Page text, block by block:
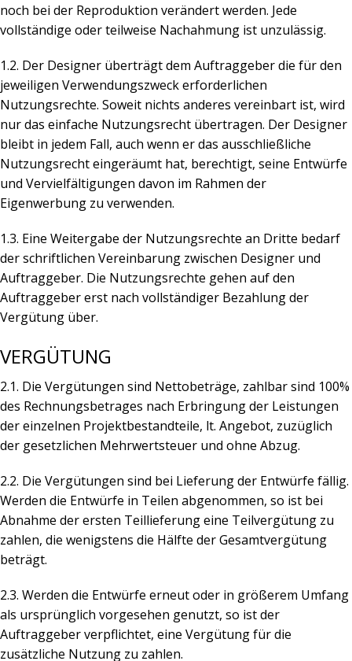
noch bei der Reproduktion verändert werden. Jede
vollständige oder teilweise Nachahmung ist unzulässig.
1.2. Der Designer überträgt dem Auftraggeber die für den
jeweiligen Verwendungszweck erforderlichen
Nutzungsrechte. Soweit nichts anderes vereinbart ist, wird
nur das einfache Nutzungsrecht übertragen. Der Designer
bleibt in jedem Fall, auch wenn er das ausschließliche
Nutzungsrecht eingeräumt hat, berechtigt, seine Entwürfe
und Vervielfältigungen davon im Rahmen der
Eigenwerbung zu verwenden.
1.3. Eine Weitergabe der Nutzungsrechte an Dritte bedarf
der schriftlichen Vereinbarung zwischen Designer und
Auftraggeber. Die Nutzungsrechte gehen auf den
Auftraggeber erst nach vollständiger Bezahlung der
Vergütung über.
VERGÜTUNG
2.1. Die Vergütungen sind Nettobeträge, zahlbar sind 100%
des Rechnungsbetrages nach Erbringung der Leistungen
der einzelnen Projektbestandteile, lt. Angebot, zuzüglich
der gesetzlichen Mehrwertsteuer und ohne Abzug.
2.2. Die Vergütungen sind bei Lieferung der Entwürfe fällig.
Werden die Entwürfe in Teilen abgenommen, so ist bei
Abnahme der ersten Teillieferung eine Teilvergütung zu
zahlen, die wenigstens die Hälfte der Gesamtvergütung
beträgt.
2.3. Werden die Entwürfe erneut oder in größerem Umfang
als ursprünglich vorgesehen genutzt, so ist der
Auftraggeber verpflichtet, eine Vergütung für die
zusätzliche Nutzung zu zahlen.